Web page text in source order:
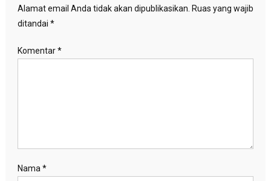
Alamat email Anda tidak akan dipublikasikan. Ruas yang wajib
ditandai *
Komentar*
Nama *